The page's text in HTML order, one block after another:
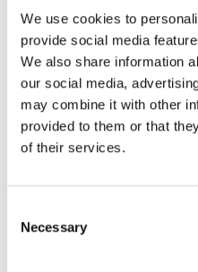
We use cookies to
provide social media
We also share information
our social media,
may combine it with other
provided to them or that
of their services.
Selection
Necessary
18×559-571/26″ vh 7mm 0,9
18×559-571/26″ vh 9mm
18×584-622/26-28″ vh
18×622-635/28″ vh 7mm
18×622-635/28″ vh 9mm
18×507/24″ vh 9mm 0,9
18×451-484/20-22″ vh
18×355/1040″ vh 9mm 0,9
20×559-571/26″ vh 7mm 0,9